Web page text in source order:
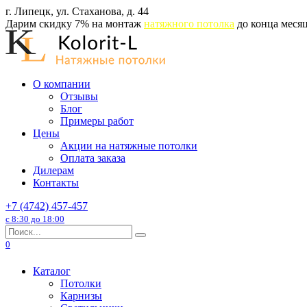
Перейти
к
содержанию
г. Липецк, ул. Стаханова, д. 44
Дарим скидку 7% на монтаж натяжного потолка до конца
О компании
Отзывы
Блог
Примеры работ
Цены
Акции на натяжные потолки
Оплата заказа
Дилерам
Контакты
+7 (4742) 457-457
с 8:30 до 18:00
Search
for:
0
Каталог
Потолки
Карнизы